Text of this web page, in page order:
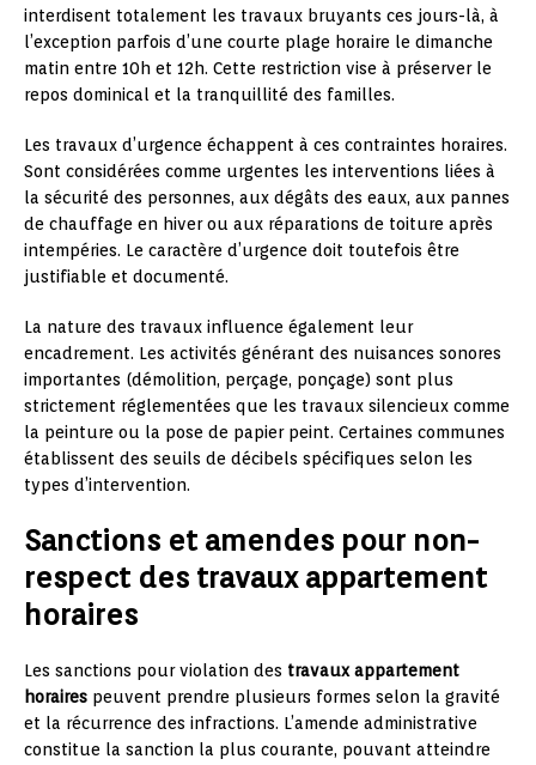
interdisent totalement les travaux bruyants ces jours-là, à
l’exception parfois d’une courte plage horaire le dimanche
matin entre 10h et 12h. Cette restriction vise à préserver le
repos dominical et la tranquillité des familles.
Les travaux d’urgence échappent à ces contraintes horaires.
Sont considérées comme urgentes les interventions liées à
la sécurité des personnes, aux dégâts des eaux, aux pannes
de chauffage en hiver ou aux réparations de toiture après
intempéries. Le caractère d’urgence doit toutefois être
justifiable et documenté.
La nature des travaux influence également leur
encadrement. Les activités générant des nuisances sonores
importantes (démolition, perçage, ponçage) sont plus
strictement réglementées que les travaux silencieux comme
la peinture ou la pose de papier peint. Certaines communes
établissent des seuils de décibels spécifiques selon les
types d’intervention.
Sanctions et amendes pour non-
respect des travaux appartement
horaires
Les sanctions pour violation des travaux appartement
horaires peuvent prendre plusieurs formes selon la gravité
et la récurrence des infractions. L’amende administrative
constitue la sanction la plus courante, pouvant atteindre